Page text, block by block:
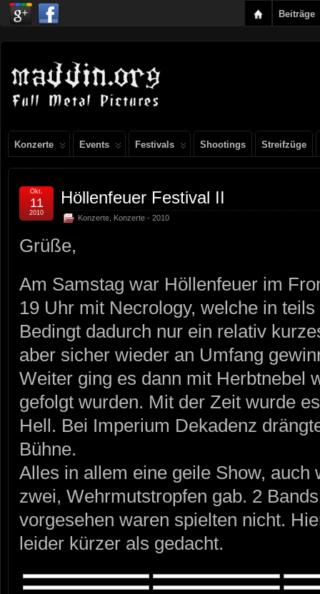
Beiträge
Konzerte Events Festivals Shootings Streifzüge
Höllenfeuer Festival II
Konzerte Konzerte - 2010
Okt.
11
2010
Grüße,
Am Samstag war Höllenfeuer im
19 Uhr mit Necrology, welche in
Bedingt dadurch nur ein relativ
aber sicher wieder an Umfang
Weiter ging es dann mit Herbtnebel
gefolgt wurden. Mit der Zeit wurde
Hell. Bei Imperium Dekadenz
Bühne.
Alles in allem eine geile Show, auch
zwei, Wehrmutstropfen gab. 2
vorgesehen waren spielten nicht.
leider kürzer als gedacht.